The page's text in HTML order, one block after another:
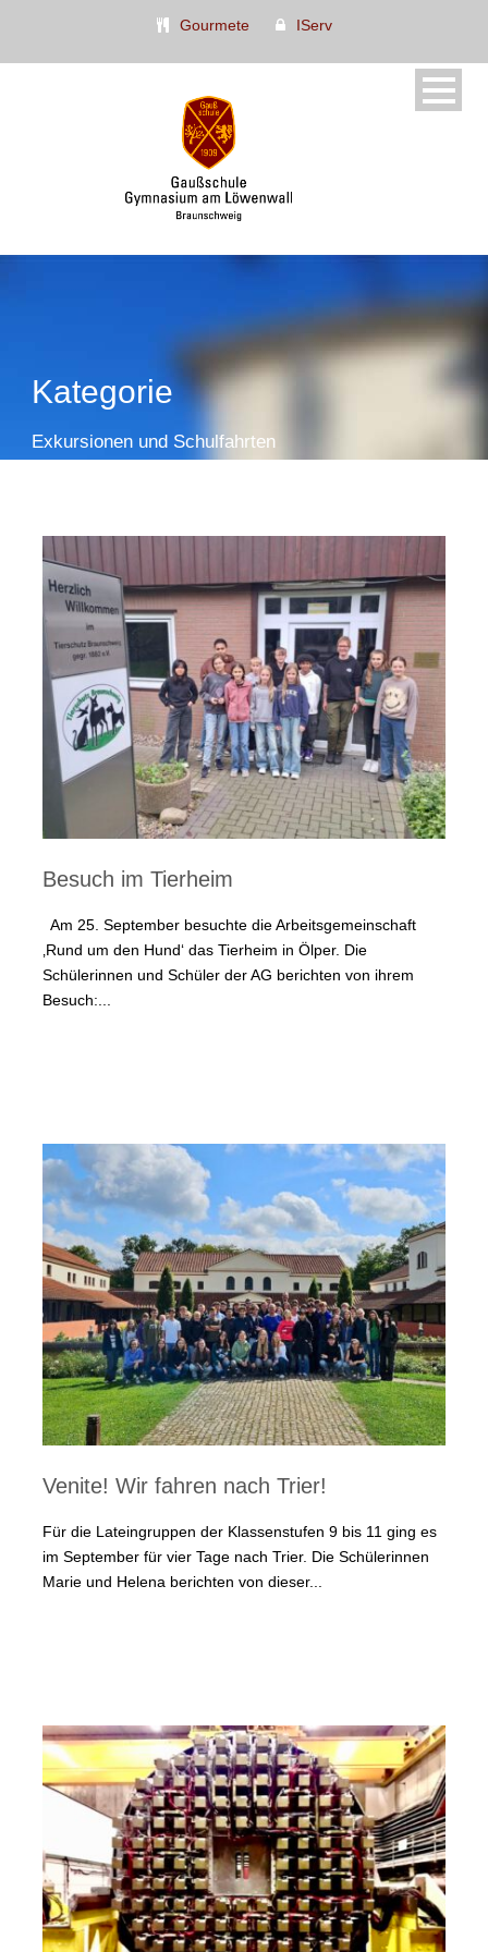
Gourmete IServ
Kategorie
Exkursionen und Schulfahrten
Besuch im Tierheim
Am 25. September besuchte die Arbeitsgemeinschaft
‚Rund um den Hund‘ das Tierheim in Ölper. Die
Schülerinnen und Schüler der AG berichten von ihrem
Besuch:...
Venite! Wir fahren nach Trier!
Für die Lateingruppen der Klassenstufen 9 bis 11 ging es
im September für vier Tage nach Trier. Die Schülerinnen
Marie und Helena berichten von dieser...